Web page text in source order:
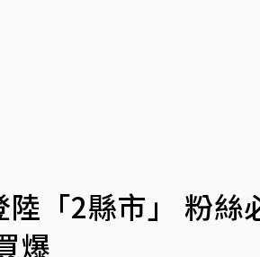
「2縣市」 粉絲
爆